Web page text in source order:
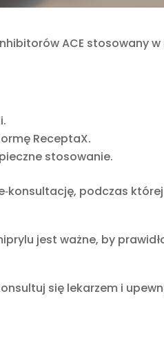
ACE stosowany
ReceptaX.
stosowanie.
podczas której
jest ważne, by
się lekarzem i